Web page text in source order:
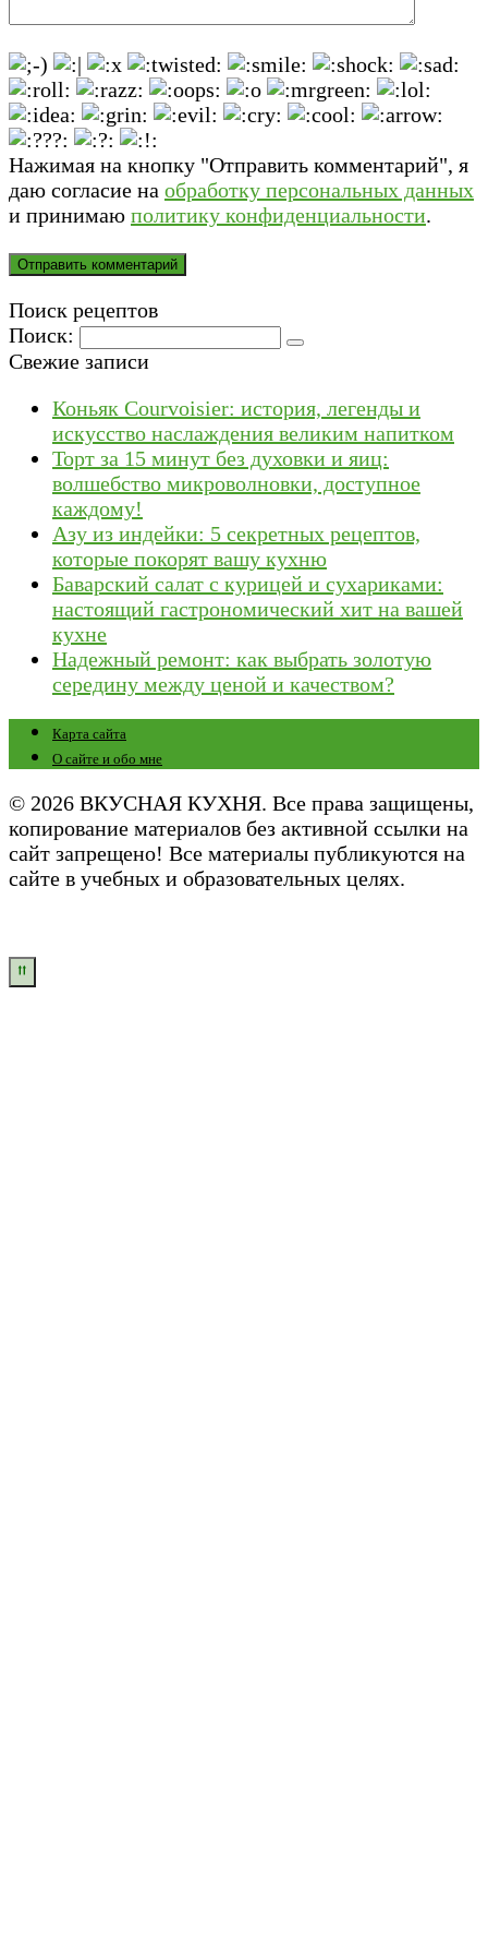
Нажимая на кнопку "Отправить комментарий", я
даю согласие на обработку персональных данных
и принимаю политику конфиденциальности.
Поиск рецептов
Поиск:
Свежие записи
Коньяк Courvoisier: история, легенды и
искусство наслаждения великим напитком
Торт за 15 минут без духовки и яиц:
волшебство микроволновки, доступное
каждому!
Азу из индейки: 5 секретных рецептов,
которые покорят вашу кухню
Баварский салат с курицей и сухариками:
настоящий гастрономический хит на вашей
кухне
Надежный ремонт: как выбрать золотую
середину между ценой и качеством?
Карта сайта
О сайте и обо мне
© 2026 ВКУСНАЯ КУХНЯ. Все права защищены,
копирование материалов без активной ссылки на
сайт запрещено! Все материалы публикуются на
сайте в учебных и образовательных целях.